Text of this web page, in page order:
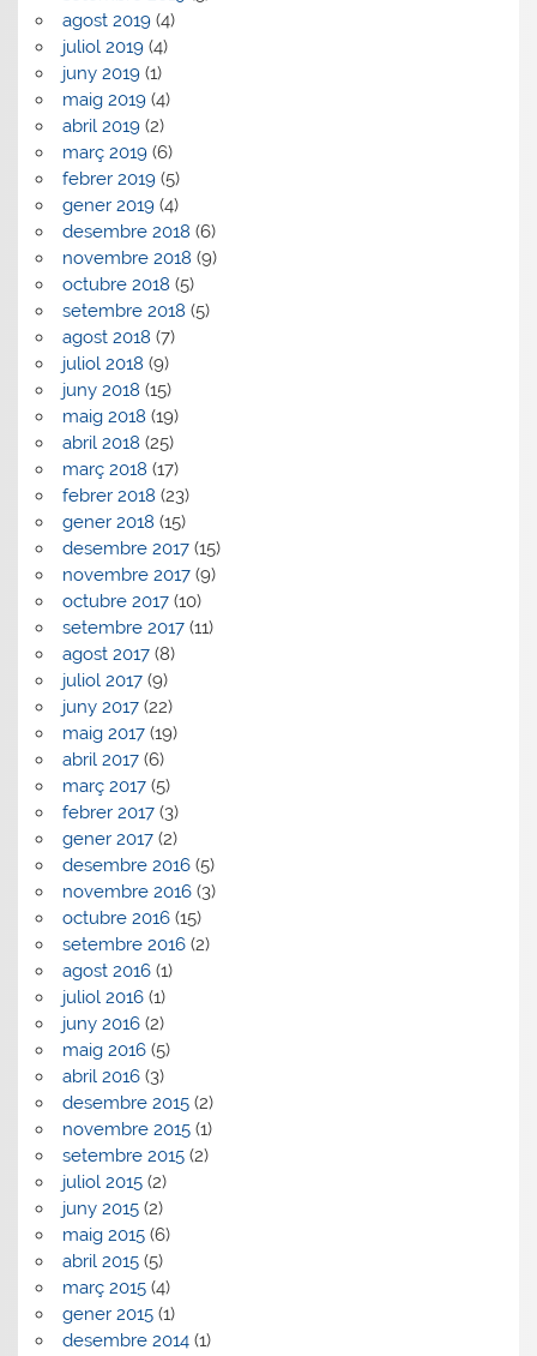
agost 2019(4)
juliol 2019(4)
juny 2019(1)
maig 2019(4)
abril 2019(2)
març 2019(6)
febrer 2019(5)
gener 2019(4)
desembre 2018 (6)
novembre 2018 (9)
octubre 2018 (5)
setembre 2018 (5)
agost 2018 (7)
juliol 2018 (9)
juny 2018 (15)
maig 2018 (19)
abril 2018 (25)
març 2018 (17)
febrer 2018 (23)
gener 2018 (15)
desembre 2017(15)
novembre 2017(9)
octubre 2017(10)
setembre 2017(11)
agost 2017(8)
juliol 2017(9)
juny 2017(22)
maig 2017(19)
abril 2017(6)
març 2017(5)
febrer 2017(3)
gener 2017(2)
desembre 2016(5)
novembre 2016(3)
octubre 2016(15)
setembre 2016(2)
agost 2016(1)
juliol 2016(1)
juny 2016(2)
maig 2016(5)
abril 2016(3)
desembre 2015(2)
novembre 2015(1)
setembre 2015(2)
juliol 2015(2)
juny 2015(2)
maig 2015(6)
abril 2015(5)
març 2015(4)
gener 2015(1)
desembre 2014(1)